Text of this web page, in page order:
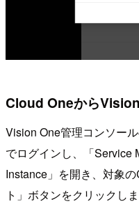
Cloud Oneから
Vision One管理コンソー
でログインし、「
Instance」を開き、対象
ト」ボタンをクリックしま